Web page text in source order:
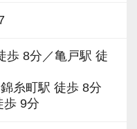
みたい、税金の知
から会計業界に飛
ることはコンピュ
とを一番に考え、
提供しています。
客様から一番に信
ョナルとしてお客
使命です。
いう理想をいただ
上運営しており、
400件以上増加！
在籍しているの
歩 8分／亀戸駅 徒
糸町駅 徒歩 8分
歩 9分